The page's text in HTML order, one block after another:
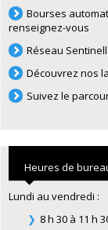
Bourses
renseignez-vous
Réseau
Découvrez nos
Suivez le
Heures de
Lundi au vendredi :
8 h 30 à 11 h